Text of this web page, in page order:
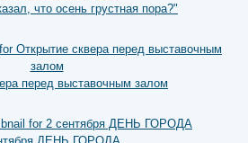
что осень грустная пора?"
перед выставочным залом